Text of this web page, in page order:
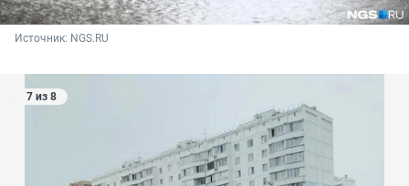
Источник: NGS.RU
7 из 8